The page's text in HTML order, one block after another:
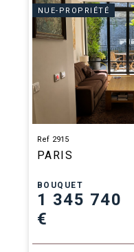
NUE-PROPRIÉTÉ
Ref 2915
PARIS
BOUQUET
1 345 740
€